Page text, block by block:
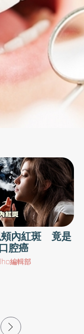
身有
或持
上你
誤病
鼻
240
嚼
生率
戒檳
指發
癌居
腔癌
有嚼
黏膜
視或
的病
吸菸
腔癌第四
口腔癌為
屬鱗狀細
灣地區
口腔長
係，其
抽菸、
陷、口
且無法
口腔黏膜
不明原因
活動性受
頭半側
部腫大
知覺與
口有受
頰內紅斑 竟是
腔癌
編輯部